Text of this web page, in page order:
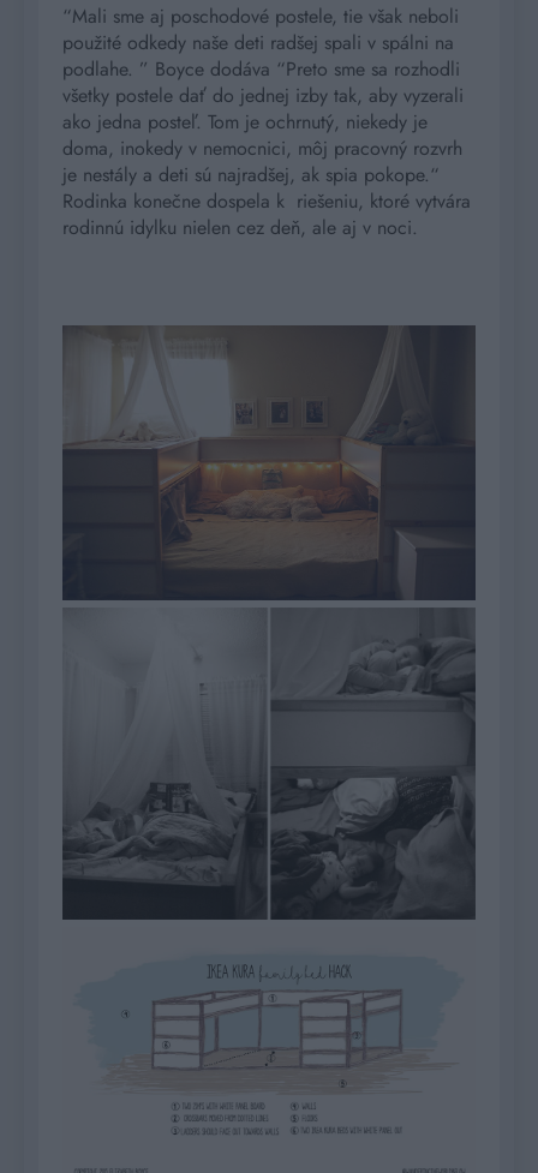
“Mali sme aj poschodové postele, tie však neboli
použité odkedy naše deti radšej spali v spálni na
podlahe. ” Boyce dodáva “Preto sme sa rozhodli
všetky postele dať do jednej izby tak, aby vyzerali
ako jedna posteľ. Tom je ochrnutý, niekedy je
doma, inokedy v nemocnici, môj pracovný rozvrh
je nestály a deti sú najradšej, ak spia pokope.“
Rodinka konečne dospela k riešeniu, ktoré vytvára
rodinnú idylku nielen cez deň, ale aj v noci.